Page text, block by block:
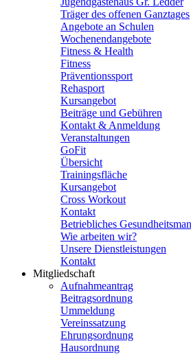
Träger des offenen Ganztages
Angebote an Schulen
Wochenendangebote
Fitness & Health
Fitness
Präventionssport
Rehasport
Kursangebot
Beiträge und Gebühren
Kontakt & Anmeldung
Veranstaltungen
GoFit
Übersicht
Trainingsfläche
Kursangebot
Cross Workout
Kontakt
Betriebliches
Wie arbeiten wir?
Unsere Dienstleistungen
Kontakt
Mitgliedschaft
Aufnahmeantrag
Beitragsordnung
Ummeldung
Vereinssatzung
Ehrungsordnung
Hausordnung